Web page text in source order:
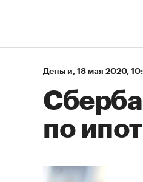
Деньги⁠, 18 мая 2020,
по